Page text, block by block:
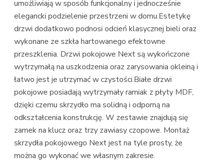
umożliwiają w sposób funkcjonalny i jednocześnie
elegancki podzielenie przestrzeni w domu.Estetykę
drzwi dodatkowo podnosi odcień klasycznej bieli oraz
wykonane ze szkła hartowanego efektowne
przeszklenia. Drzwi pokojowe Next są wykończone
wytrzymałą na uszkodzenia oraz zarysowania okleiną i
łatwo jest je utrzymać w czystości.Białe drzwi
pokojowe posiadają wytrzymały ramiak z płyty MDF,
dzięki czemu skrzydło ma solidną i odporną na
odkształcenia konstrukcję. W zestawie znajdują się
zamek na klucz oraz trzy zawiasy czopowe. Montaż
skrzydła pokojowego Next jest na tyle prosty, że
można go wykonać we własnym zakresie.